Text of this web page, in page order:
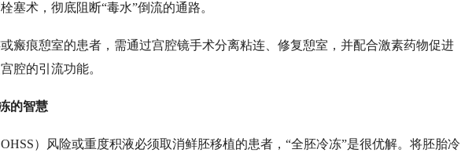
塞术，彻底阻断“毒水”倒流的通路。
瘢痕憩室的患者，需通过宫腔镜手术分离粘连、修复憩室，并配合激素药物促进
腔的引流功能。
的智慧
OHSS）风险或重度积液必须取消鲜胚移植的患者，“全胚冷冻”是很优解。将胚胎冷